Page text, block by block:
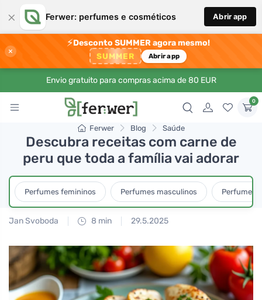
× Ferwer: perfumes e cosméticos Abrir app
×
⚡Desconto SUMMER agora mesmo!
SUMMER Abrir app
Envio gratuito para compras acima de 80 EUR
0
Ferwer Blog Saúde
Descubra receitas com carne de
peru que toda a família vai adorar
Perfumes femininos Perfumes masculinos Perfumes
Jan Svoboda 8 min 29.5.2025